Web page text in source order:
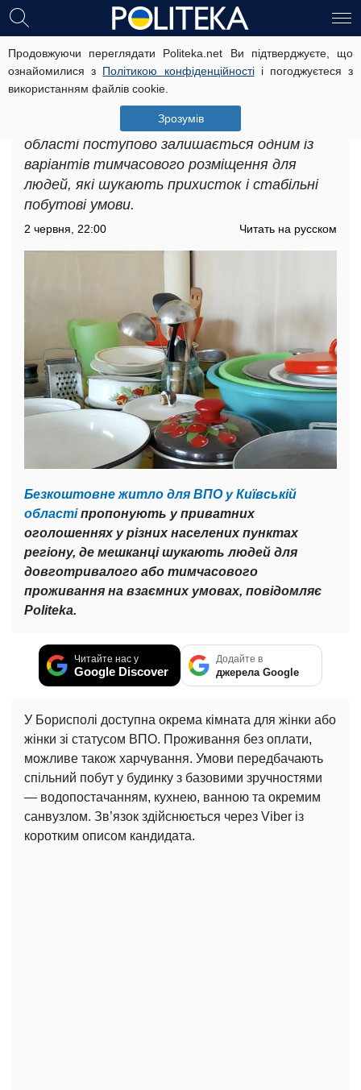
Продовжуючи переглядати Politeka.net Ви підтверджуєте, що
ознайомилися з Політикою конфіденційностіі погоджуєтеся з
використанням файлів cookie.
Зрозумів
Безкоштовне житло для ВПО у
Київській області: які варіанти
доступні до перегляду
Безкоштовне житло для ВПО у Київській
області поступово залишається одним із
варіантів тимчасового розміщення для
людей, які шукають прихисток і стабільні
побутові умови.
2 червня, 22:00 Читать на русском
Безкоштовне житло для ВПО у Київській
областіпропонують у приватних
оголошеннях у різних населених пунктах
регіону, де мешканці шукають людей для
довготривалого або тимчасового
проживання на взаємних умовах, повідомляє
Politeka.
Читайте нас у
Google Discover
Додайте в
джерела Google
У Борисполі доступна окрема кімната для жінки або
жінки зі статусом ВПО. Проживання без оплати,
можливе також харчування. Умови передбачають
спільний побут у будинку з базовими зручностями
— водопостачанням, кухнею, ванною та окремим
санвузлом. Зв’язок здійснюється через Viber із
коротким описом кандидата.